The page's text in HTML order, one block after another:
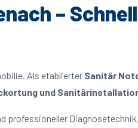
–
Als etablierter Sanitär
und
professioneller